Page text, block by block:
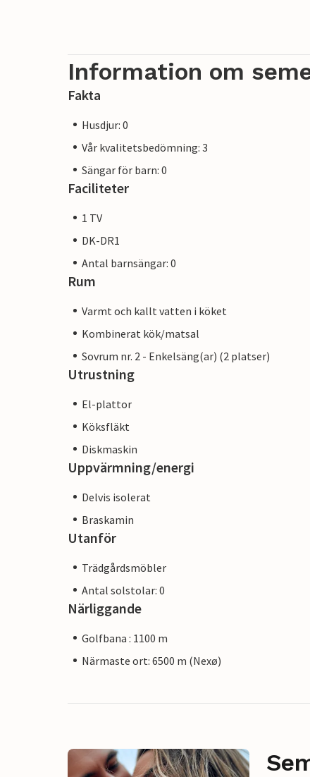
Information om
Fakta
Husdjur: 0
Vår kvalitetsbedömning: 3
Sängar för barn: 0
Faciliteter
1 TV
DK-DR1
Antal barnsängar: 0
Rum
Varmt och kallt vatten i köket
Kombinerat kök/matsal
Sovrum nr. 2 - Enkelsäng(ar) (2 platser)
Utrustning
El-plattor
Köksfläkt
Diskmaskin
Uppvärmning/energi
Delvis isolerat
Braskamin
Utanför
Trädgårdsmöbler
Antal solstolar: 0
Närliggande
Golfbana : 1100 m
Närmaste ort: 6500 m (Nexø)